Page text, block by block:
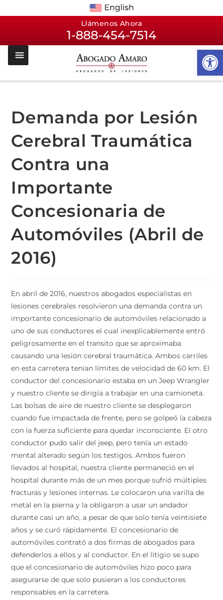
Llámenos Ahora
1-888-454-7514
Demanda por Lesión
Cerebral Traumática
Contra una
Importante
Concesionaria de
Automóviles (Abril de
2016)
En abril de 2016, nuestros abogados especialistas en
lesiones cerebrales resolvieron una demanda contra un
importante concesionario de automóviles relacionado a
uno de sus conductores el cual inexplicablemente entró
peligrosamente en el transito que se aproximaba
causando una lesión cerebral traumática. Ambos carriles
en esta carretera tenían límites de velocidad de 60 km. El
conductor del concesionario estaba en un Jeep Wrangler
y nuestro cliente se dirigía a trabajar en una camioneta.
Las bolsas de aire de nuestro cliente se desplegaron
cuando fue impactada de frente, pero se golpeó la cabeza
con la fuerza suficiente para quedar inconsciente. El otro
conductor pudo salir del jeep, pero tenía un estado
mental alterado según los testigos. Ambos fueron
llevados al hospital, nuestra cliente permaneció en el
hospital durante más de un mes porque sufrió múltiples
fracturas y lesiones internas. Le colocaron una varilla de
metal en la pierna y la obligaron a usar un andador
durante casi un año, a pesar de que solo tenía veintisiete
años y se curó rápidamente. El concesionario de
automóviles contrató a dos firmas de abogados para
defenderlos a ellos y al conductor. En el litigio se supo
que el concesionario de automóviles hizo poco para
asegurarse de que solo pusieran a los conductores
responsables en la carretera.